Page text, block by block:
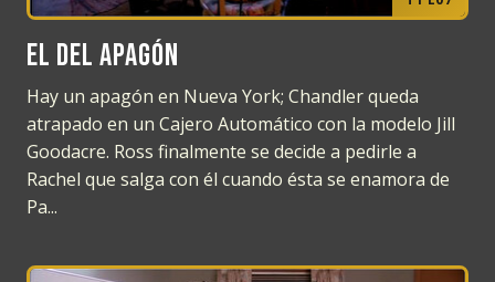
El del apagón
Hay un apagón en Nueva York; Chandler queda
atrapado en un Cajero Automático con la modelo Jill
Goodacre. Ross finalmente se decide a pedirle a
Rachel que salga con él cuando ésta se enamora de
Pa...